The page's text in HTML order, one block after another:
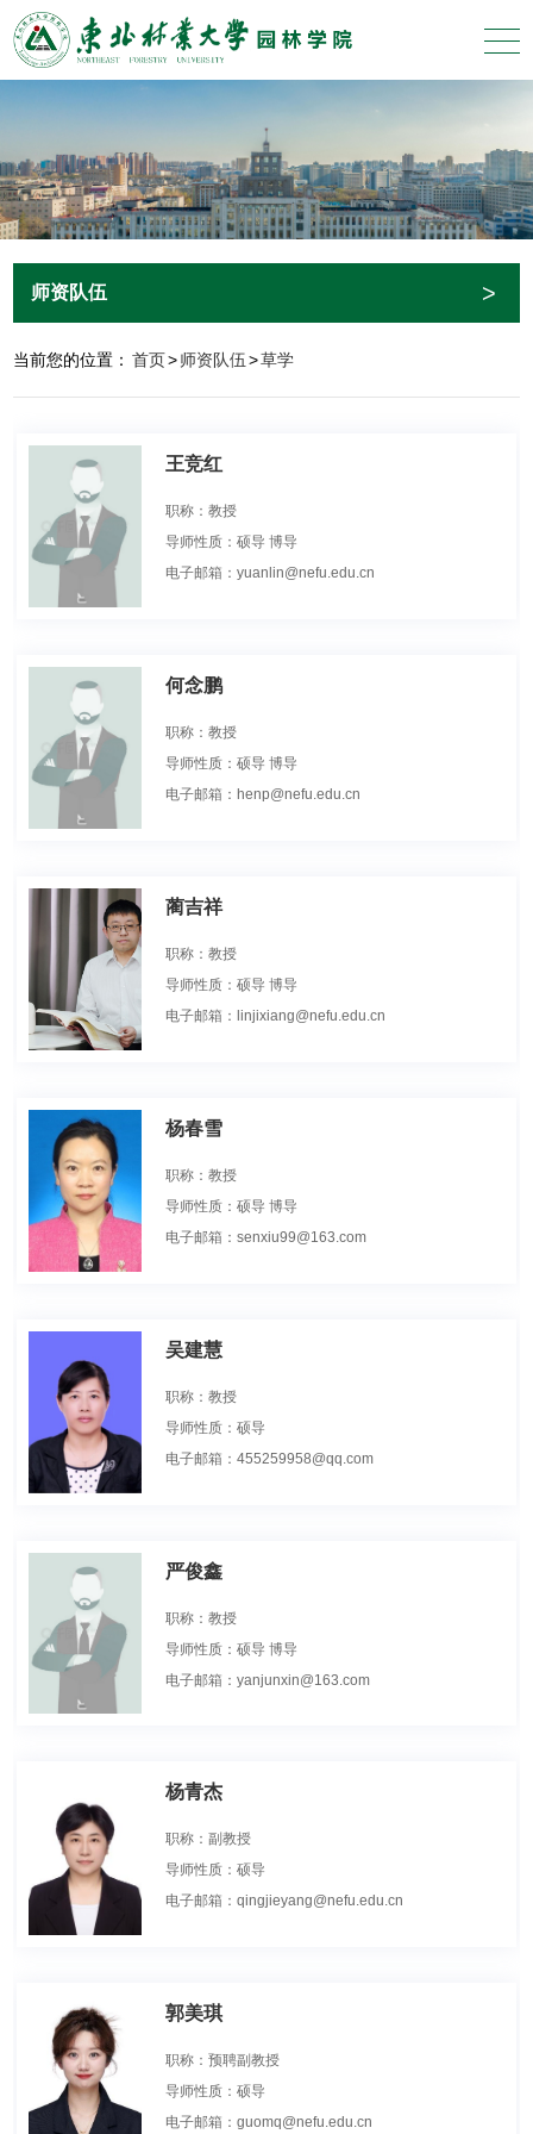
师资队伍 >
当前您的位置： 首页>师资队伍 >草学
王竞红
职称：教授
导师性质：硕导 博导
电子邮箱：yuanlin@nefu.edu.cn
何念鹏
职称：教授
导师性质：硕导 博导
电子邮箱：henp@nefu.edu.cn
蔺吉祥
职称：教授
导师性质：硕导 博导
电子邮箱：linjixiang@nefu.edu.cn
杨春雪
职称：教授
导师性质：硕导 博导
电子邮箱：senxiu99@163.com
吴建慧
职称：教授
导师性质：硕导
电子邮箱：455259958@qq.com
严俊鑫
职称：教授
导师性质：硕导 博导
电子邮箱：yanjunxin@163.com
杨青杰
职称：副教授
导师性质：硕导
电子邮箱：qingjieyang@nefu.edu.cn
郭美琪
职称：预聘副教授
导师性质：硕导
电子邮箱：guomq@nefu.edu.cn